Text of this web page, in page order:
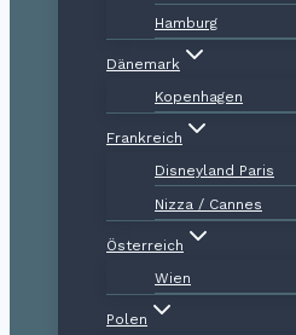
Hamburg
Dänemark
Kopenhagen
Frankreich
Disneyland Paris
Nizza / Cannes
Österreich
Wien
Polen